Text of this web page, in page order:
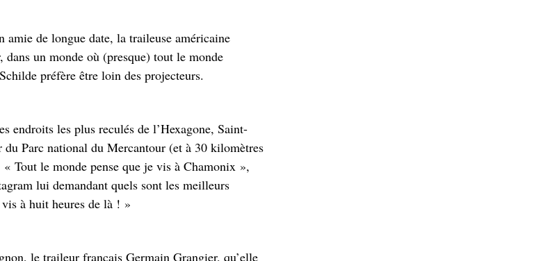
amie de longue date, la traileuse américaine
un monde où (presque) tout le monde
préfère être loin des projecteurs.
endroits les plus reculés de l’Hexagone, Saint-
Parc national du Mercantour (et à 30 kilomètres
Tout le monde pense que je vis à Chamonix »,
lui demandant quels sont les meilleurs
à huit heures de là ! »
le traileur français Germain Grangier, qu’elle